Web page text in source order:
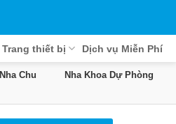
Trang thiết bị Dịch vụ Miễn Phí
Nha Chu
Nha Khoa Dự Phòng